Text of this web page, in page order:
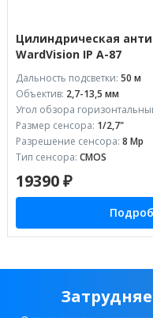
Цилиндрическая
WardVision IP A-87
Дальность подсветки: 50 м
Объектив: 2,7-13,5 мм
Угол обзора
Размер сенсора: 1/2,7"
Разрешение сенсора: 8 Mp
Тип сенсора: CMOS
19390 ₽